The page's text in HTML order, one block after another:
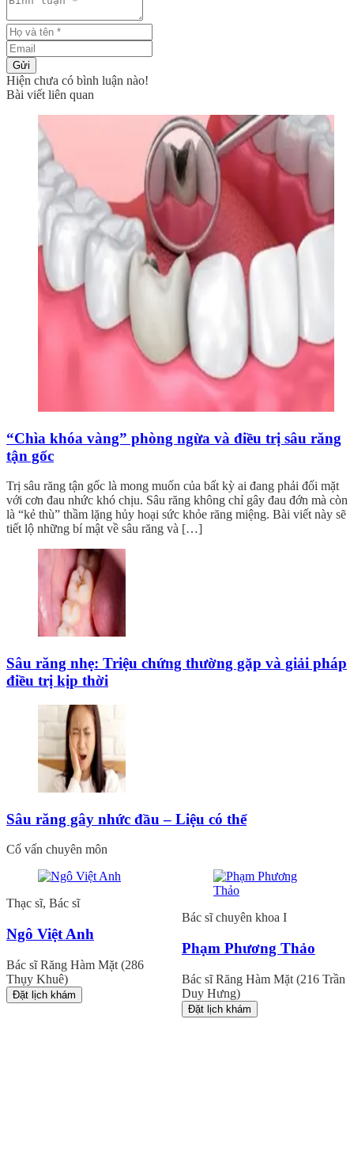
Gửi
Hiện chưa có bình luận nào!
Bài viết liên quan
“Chìa khóa vàng” phòng ngừa và điều trị sâu răng
tận gốc
Trị sâu răng tận gốc là mong muốn của bất kỳ ai đang phải đối mặt
với cơn đau nhức khó chịu. Sâu răng không chỉ gây đau đớn mà còn
là “kẻ thù” thầm lặng hủy hoại sức khỏe răng miệng. Bài viết này sẽ
tiết lộ những bí mật về sâu răng và […]
Sâu răng nhẹ: Triệu chứng thường gặp và giải pháp
điều trị kịp thời
Sâu răng gây nhức đầu – Liệu có thể
Cố vấn chuyên môn
Thạc sĩ, Bác sĩ
Ngô Việt Anh
Bác sĩ Răng Hàm Mặt (286
Thụy Khuê)
Đặt lịch khám
Bác sĩ chuyên khoa I
Phạm Phương Thảo
Bác sĩ Răng Hàm Mặt (216 Trần
Duy Hưng)
Đặt lịch khám